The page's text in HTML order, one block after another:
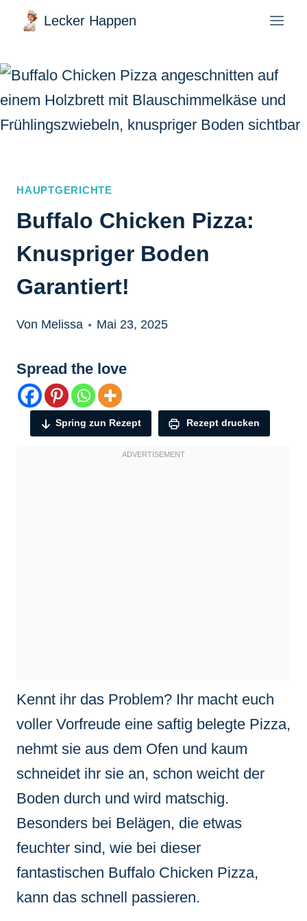
Zum
Inhalt
springen
Lecker Happen
HAUPTGERICHTE
Buffalo Chicken Pizza:
Knuspriger Boden
Garantiert!
Von Melissa Mai 23, 2025
Spread the love
Spring zun Rezept Rezept drucken
Kennt ihr das Problem? Ihr macht euch
voller Vorfreude eine saftig belegte Pizza,
nehmt sie aus dem Ofen und kaum
schneidet ihr sie an, schon weicht der
Boden durch und wird matschig.
Besonders bei Belägen, die etwas
feuchter sind, wie bei dieser
fantastischen Buffalo Chicken Pizza,
kann das schnell passieren.